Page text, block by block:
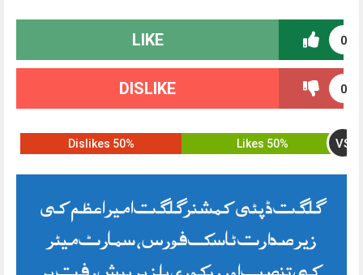
0
LIKE
0
DISLIKE
50% Likes VS
50% Dislikes
گلگت ڈپٹی کمشنرگلگت امیر اعظم کی
زیر صدارت ٹاسک فورس، سمارٹ میٹر